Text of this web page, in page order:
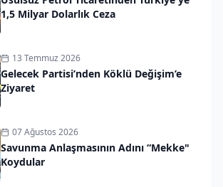
1,5 Milyar Dolarlık Ceza
13 Temmuz 2026
Gelecek Partisi’nden Köklü Değişim’e
Ziyaret
07 Ağustos 2026
Savunma Anlaşmasının Adını “Mekke"
Koydular